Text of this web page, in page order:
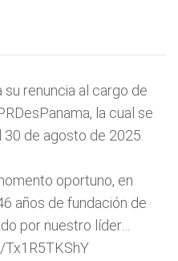
renuncia al cargo de
, la cual se
de agosto de 2025.
oportuno, en
años de fundación de
por nuestro líder…